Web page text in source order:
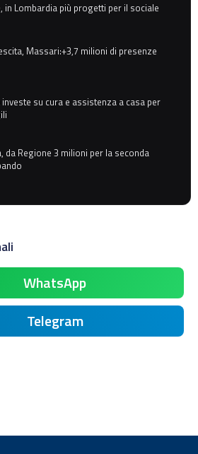
in Lombardia più progetti per il sociale
Massari:+3,7 milioni di presenze
investe su cura e assistenza a casa per
da Regione 3 milioni per la seconda
WhatsApp
Telegram